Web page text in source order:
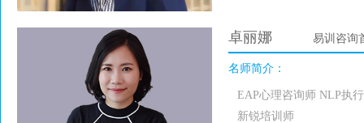
卓丽娜 易训咨询
名师简介：
EAP心理咨询师 NLP执
新锐培训师